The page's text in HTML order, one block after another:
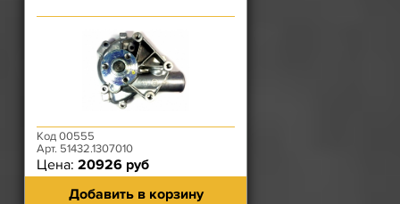
Код 00555
Арт. 51432.1307010
Цена: 20926 руб
Добавить в корзину